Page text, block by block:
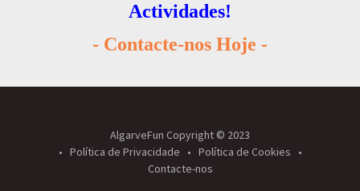
Actividades!
- Contacte-nos Hoje -
AlgarveFun Copyright © 2023
Política de Privacidade
Política de Cookies
Contacte-nos